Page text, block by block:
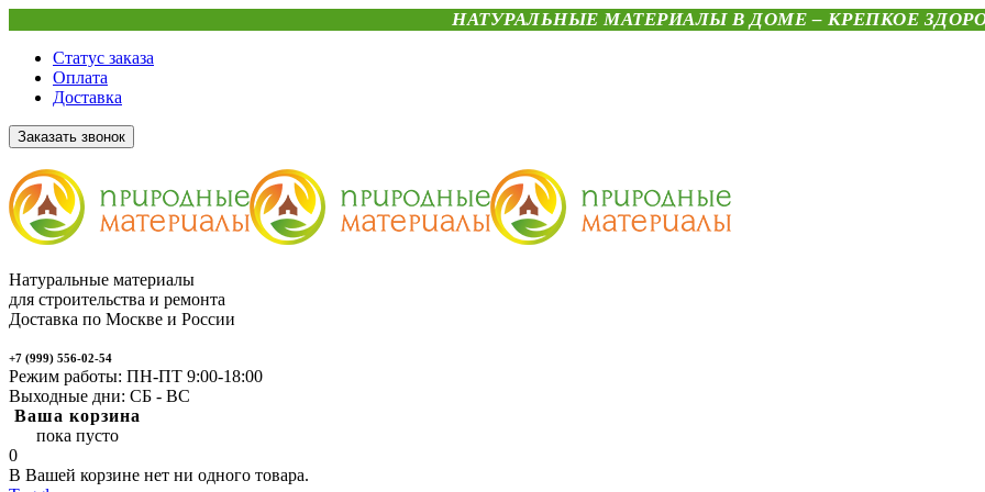
НАТУРАЛЬНЫЕ МАТЕРИАЛЫ В ДОМЕ – КРЕПКОЕ
Статус заказа
Оплата
Доставка
Заказать звонок
Натуральные материалы
для строительства и ремонта
Доставка по Москве и России
+7 (999) 556-02-54
Режим работы: ПН-ПТ 9:00-18:00
Выходные дни: СБ - ВС
Ваша корзина
пока пусто
0
В Вашей корзине нет ни одного товара.